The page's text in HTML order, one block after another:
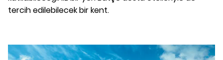
tercih edilebilecek bir kent.